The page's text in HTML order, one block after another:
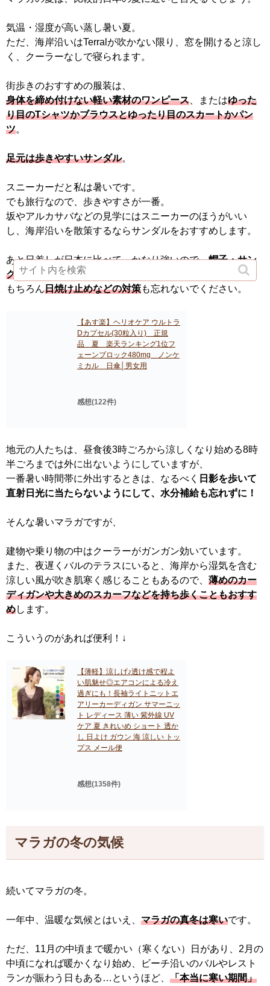
気温・湿度が高い蒸し暑い夏。
ただ、海岸沿いはTerralが吹かない限り、窓を開けると涼し
く、クーラーなしで寝られます。
街歩きのおすすめの服装は、
身体を締め付けない軽い素材のワンピース 、またはゆった
り目のTシャツかブラウスとゆったり目のスカートかパン
ツ。
足元は歩きやすいサンダル。
スニーカーだと私は暑いです。
でも旅行なので、歩きやすさが一番。
坂やアルカサバなどの見学にはスニーカーのほうがいい
し、海岸沿いを散策するならサンダルをおすすめします。
あと日差しが日本に比べて、かなり強いので、帽子・サン
グラスも必需品。
もちろん日焼け止めなどの対策も忘れないでください。
【あす楽】ヘリオケア ウルトラ
Dカプセル(30粒入り) 正規
品 夏 楽天ランキング1位フ
ェーンブロック480mg ノンケ
ミカル 日傘│男女用
感想(122件)
地元の人たちは、昼食後3時ごろから涼しくなり始める8時
半ごろまでは外に出ないようにしていますが、
一番暑い時間帯に外出するときは、なるべく 日影を歩いて
直射日光に当たらないようにして、水分補給も忘れずに！
そんな暑いマラガですが、
建物や乗り物の中はクーラーがガンガン効いています。
また、夜遅くバルのテラスにいると、海岸から湿気を含む
涼しい風が吹き肌寒く感じることもあるので、 薄めのカー
ディガンや大きめのスカーフなどを持ち歩くこともおすす
めします。
こういうのがあれば便利！↓
【薄軽】涼しげ♪透け感で程よ
い肌魅せ◎エアコンによる冷え
過ぎにも！長袖ライトニットエ
アリーカーディガン サマーニッ
ト レディース 薄い 紫外線 UV
ケア 夏 きれいめ ショート 透か
し 日よけ ガウン 海 涼しい トッ
プス メール便
感想(1358件)
マラガの冬の気候
続いてマラガの冬。
一年中、温暖な気候とはいえ、 マラガの真冬は寒いです。
ただ、11月の中頃まで暖かい（寒くない）日があり、2月の
中頃になれば暖かくなり始め、ビーチ沿いのバルやレスト
ランが賑わう日もある…というほど、 「本当に寒い期間」